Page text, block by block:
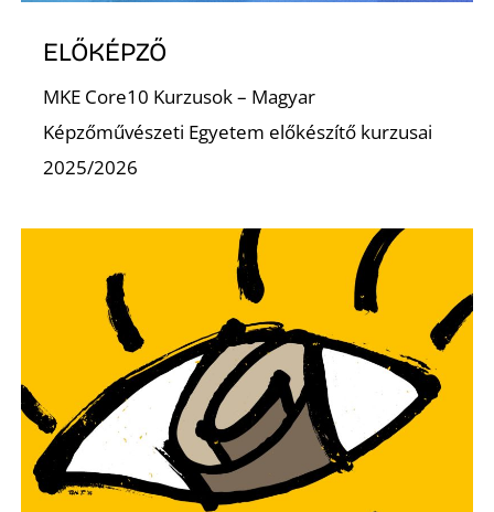
ELŐKÉPZŐ
MKE Core10 Kurzusok – Magyar
Képzőművészeti Egyetem előkészítő kurzusai
2025/2026